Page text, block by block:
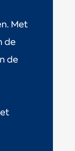
Met
de
de